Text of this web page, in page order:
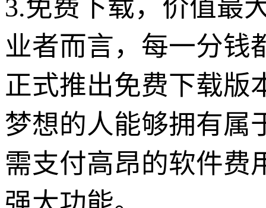
3.免费下载，价值最
业者而言，每一分钱
正式推出免费下载版
梦想的人能够拥有属
需支付高昂的软件费